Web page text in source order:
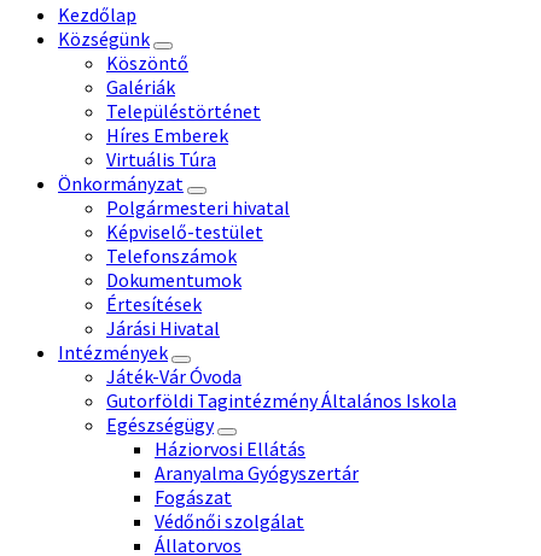
Kezdőlap
Községünk
Köszöntő
Galériák
Településtörténet
Híres Emberek
Virtuális Túra
Önkormányzat
Polgármesteri hivatal
Képviselő-testület
Telefonszámok
Dokumentumok
Értesítések
Járási Hivatal
Intézmények
Játék-Vár Óvoda
Gutorföldi Tagintézmény Általános Iskola
Egészségügy
Háziorvosi Ellátás
Aranyalma Gyógyszertár
Fogászat
Védőnői szolgálat
Állatorvos